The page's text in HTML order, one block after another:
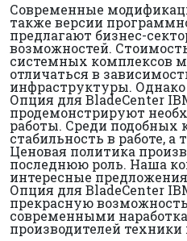
Современные
также версии
предлагают бизнес-
возможностей.
системных комплексов
отличаться в
инфраструктуры.
Опция для BladeCenter
продемонстрируют
работы. Среди подобных
стабильность в работе,
Ценовая политика
последнюю роль. Наша
интересные
Опция для BladeCenter
прекрасную
современными
производителей